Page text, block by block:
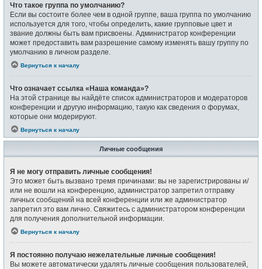
Что такое группа по умолчанию?
Если вы состоите более чем в одной группе, ваша группа по умолчанию
используется для того, чтобы определить, какие групповые цвет и
звание должны быть вам присвоены. Администратор конференции
может предоставить вам разрешение самому изменять вашу группу по
умолчанию в личном разделе.
Вернуться к началу
Что означает ссылка «Наша команда»?
На этой странице вы найдёте список администраторов и модераторов
конференции и другую информацию, такую как сведения о форумах,
которые они модерируют.
Вернуться к началу
Личные сообщения
Я не могу отправить личные сообщения!
Это может быть вызвано тремя причинами: вы не зарегистрированы и/
или не вошли на конференцию, администратор запретил отправку
личных сообщений на всей конференции или же администратор
запретил это вам лично. Свяжитесь с администратором конференции
для получения дополнительной информации.
Вернуться к началу
Я постоянно получаю нежелательные личные сообщения!
Вы можете автоматически удалять личные сообщения пользователей,